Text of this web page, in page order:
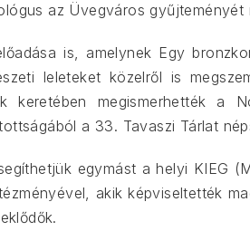
az Üvegváros gyűjteményét
is, amelynek Egy
leleteket közelről is
keretében megismerhették
a 33. Tavaszi Tárlat
egymást a helyi KIEG
akik képviseltették